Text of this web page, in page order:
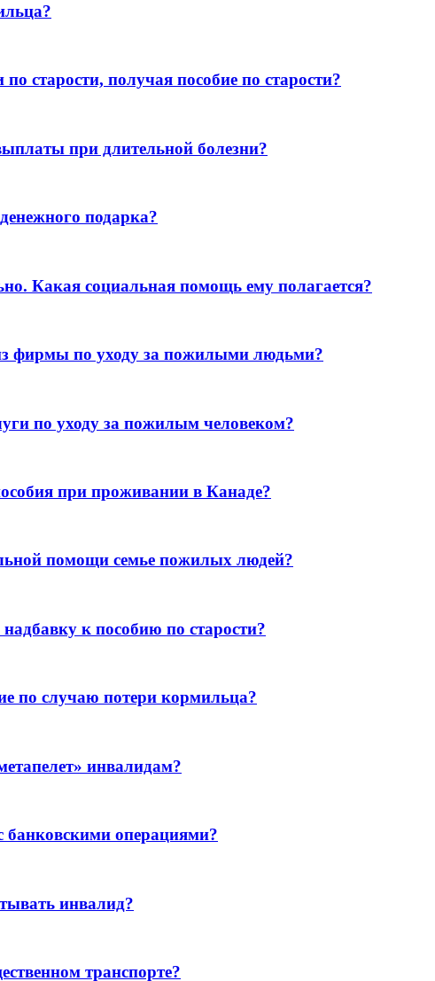
старости, получая пособие по старости?
при длительной болезни?
подарка?
Какая социальная помощь ему полагается?
фирмы по уходу за пожилыми людьми?
по уходу за пожилым человеком?
при проживании в Канаде?
помощи семье пожилых людей?
к пособию по старости?
по случаю потери кормильца?
инвалидам?
банковскими операциями?
инвалид?
транспорте?